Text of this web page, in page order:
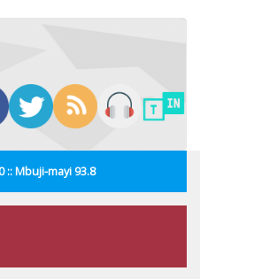
:: Mbuji-mayi 93.8